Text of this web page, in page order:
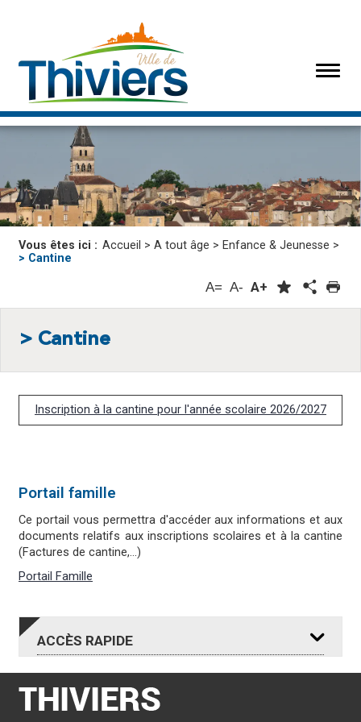
Vous êtes ici : Accueil > A tout âge > Enfance & Jeunesse >
> Cantine
A= A- A+
> Cantine
Inscription à la cantine pour l'année scolaire 2026/2027
Portail famille
Ce portail vous permettra d'accéder aux informations et aux
documents relatifs aux inscriptions scolaires et à la cantine
(Factures de cantine,...)
Portail Famille
ACCÈS RAPIDE